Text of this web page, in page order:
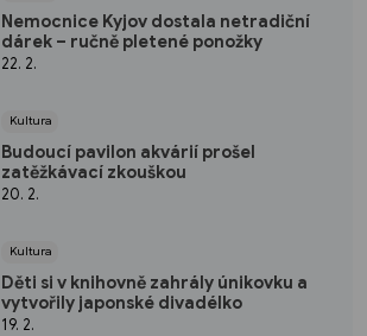
Nemocnice Kyjov dostala netradiční
dárek – ručně pletené ponožky
22. 2.
Kultura
Budoucí pavilon akvárií prošel
zatěžkávací zkouškou
20. 2.
Kultura
Děti si v knihovně zahrály únikovku a
vytvořily japonské divadélko
19. 2.